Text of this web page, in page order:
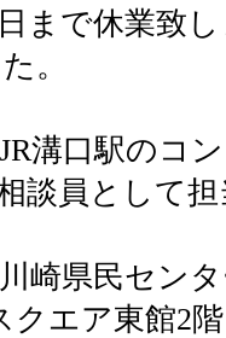
まで休業致
。
溝口駅のコ
談員として
崎県民セン
クエア東館2